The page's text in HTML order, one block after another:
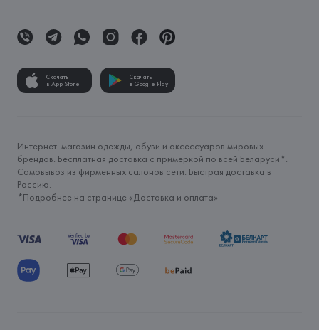
Скачать
в App Store
Скачать
в Google Play
Интернет-магазин одежды, обуви и аксессуаров мировых
брендов. Бесплатная доставка с примеркой по всей Беларуси*.
Самовывоз из фирменных салонов сети. Быстрая доставка в
Россию.
*Подробнее на странице «Доставка и оплата»